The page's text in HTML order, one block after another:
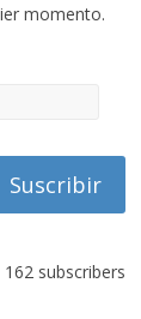
momento.
162 subscribers